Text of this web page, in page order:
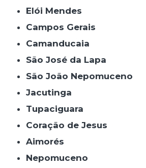
Elói Mendes
Campos Gerais
Camanducaia
São José da Lapa
São João Nepomuceno
Jacutinga
Tupaciguara
Coração de Jesus
Aimorés
Nepomuceno